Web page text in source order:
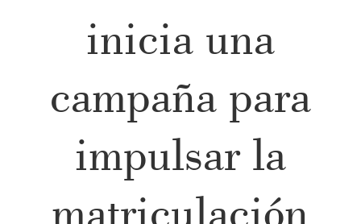
inicia una
campaña para
impulsar la
matriculación